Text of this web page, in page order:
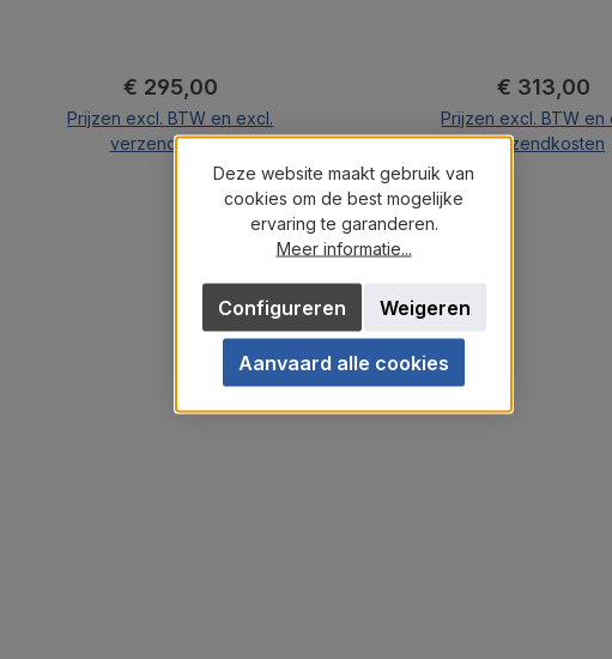
Normale prijs:
€ 295,00
Prijzen excl. BTW en excl.
verzendkosten
In de winkelmand
Normale
€ 313,00
Prijzen excl. BTW en
verzendkosten
Deze website maakt gebruik van
cookies om de best mogelijke
ervaring te garanderen.
Meer informatie...
Weigeren
Configureren
Aanvaard alle cookies